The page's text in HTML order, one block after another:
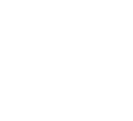
Ναυτικού μας,
κακὰ τοῖς